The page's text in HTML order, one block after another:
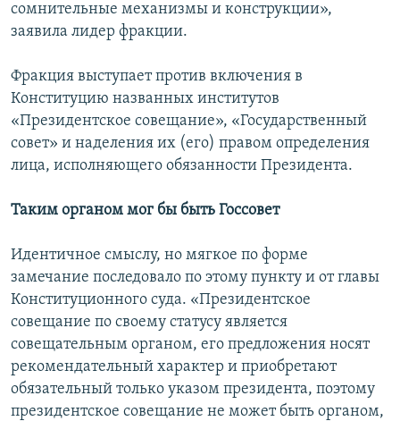
сомнительные механизмы и конструкции»,
заявила лидер фракции.
Фракция выступает против включения в
Конституцию названных институтов
«Президентское совещание», «Государственный
совет» и наделения их (его) правом определения
лица, исполняющего обязанности Президента.
Таким органом мог бы быть Госсовет
Идентичное смыслу, но мягкое по форме
замечание последовало по этому пункту и от главы
Конституционного суда. «Президентское
совещание по своему статусу является
совещательным органом, его предложения носят
рекомендательный характер и приобретают
обязательный только указом президента, поэтому
президентское совещание не может быть органом,